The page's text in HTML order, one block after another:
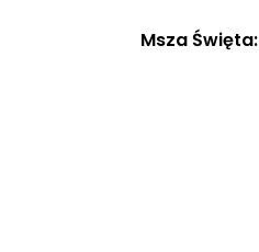
Msza Święta: